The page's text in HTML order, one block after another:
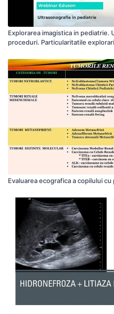
Explorarea imagistica in pediatrie.
proceduri. Particularitatile
Evaluarea ecografica a copilului